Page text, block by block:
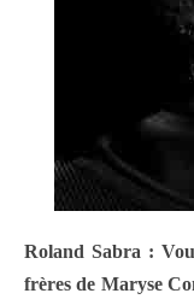
Roland Sabra :
frères de Maryse